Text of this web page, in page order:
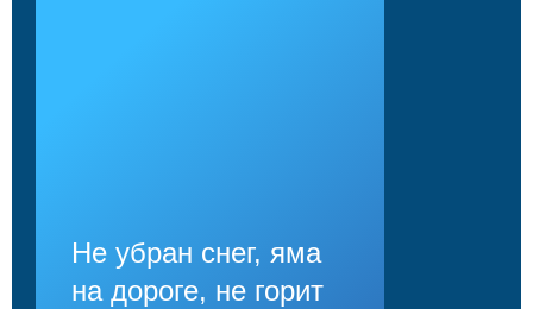
Не убран снег, яма
на дороге, не горит